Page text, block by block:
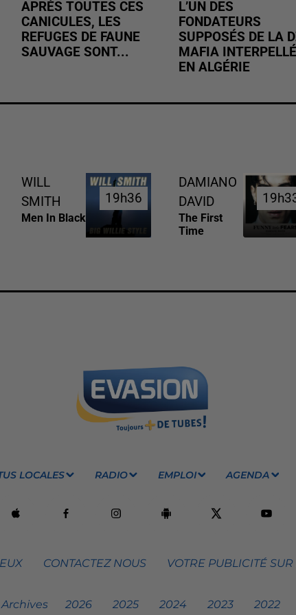
APRÈS TOUTES CES
CANICULES, LES
REFUGES DE FAUNE
SAUVAGE SONT...
L’UN DES
FONDATEURS
SUPPOSÉS DE LA
MAFIA INTERPELLÉ
EN ALGÉRIE
WILL
SMITH
Men In Black
19h36
19h36
DAMIANO
DAVID
The First
Time
LOCALES RADIO EMPLOI AGENDA
CONTACTEZ NOUS VOTRE PUBLICITÉ
Archives 2026 2025 2024 2023 2022